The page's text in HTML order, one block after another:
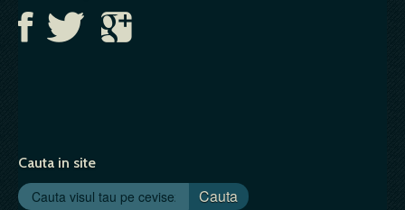
Cauta in site
Cauta